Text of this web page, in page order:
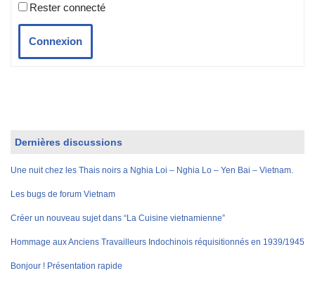
Rester connecté
Connexion
Dernières discussions
Une nuit chez les Thais noirs a Nghia Loi – Nghia Lo – Yen Bai – Vietnam.
Les bugs de forum Vietnam
Créer un nouveau sujet dans “La Cuisine vietnamienne”
Hommage aux Anciens Travailleurs Indochinois réquisitionnés en 1939/1945
Bonjour ! Présentation rapide